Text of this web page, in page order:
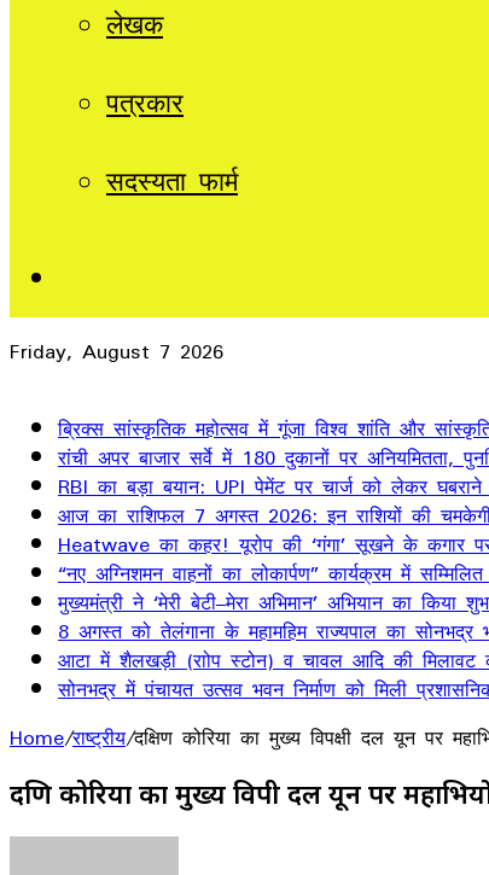
लेखक
पत्रकार
सदस्यता फार्म
Friday, August 7 2026
ब्रिक्स सांस्कृतिक महोत्सव में गूंजा विश्व शांति और
रांची अपर बाजार सर्वे में 180 दुकानों पर अनियमितता,
RBI का बड़ा बयान: UPI पेमेंट पर चार्ज को लेकर
आज का राशिफल 7 अगस्त 2026: इन राशियों की
Heatwave का कहर! यूरोप की ‘गंगा’ सूखने के कगार
“नए अग्निशमन वाहनों का लोकार्पण” कार्यक्रम में
मुख्यमंत्री ने ‘मेरी बेटी–मेरा अभिमान’ अभियान का
8 अगस्त को तेलंगाना के महामहिम राज्यपाल का सोनभद्र
आटा में शैलखड़ी (राोप स्टोन) व चावल आदि की
सोनभद्र में पंचायत उत्सव भवन निर्माण को मिली
Home/राष्ट्रीय/दक्षिण कोरिया का मुख्य विपक्षी दल यून पर
दक्षिण कोरिया का मुख्य विपक्षी दल यून पर